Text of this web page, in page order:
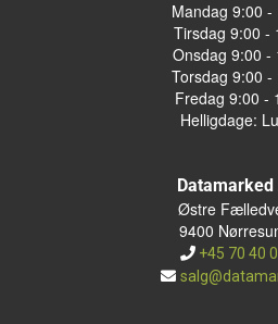
Mandag 9:00 -
Tirsdag 9:00 -
Onsdag 9:00 -
Torsdag 9:00 -
Fredag 9:00 -
Helligdage:
Datamarked
Østre
9400
+45 70 40